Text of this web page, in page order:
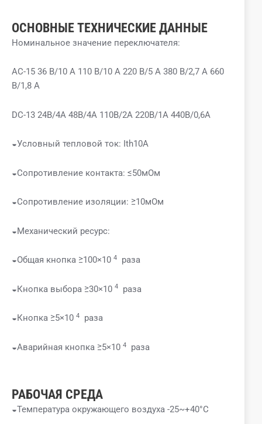
ОСНОВНЫЕ ТЕХНИЧЕСКИЕ ДАННЫЕ
Номинальное значение переключателя:
AC-15 36 В/10 А 110 В/10 А 220 В/5 А 380 В/2,7 А 660
В/1,8 А
DC-13 24В/4А 48В/4А 110В/2А 220В/1А 440В/0,6А
◒Условный тепловой ток: Ith10A
◒Сопротивление контакта: ≤50мОм
◒Сопротивление изоляции: ≥10мОм
◒Механический ресурс:
◒Общая кнопка ≥100×10 4 раза
◒Кнопка выбора ≥30×10 4 раза
◒Кнопка ≥5×10 4 раза
◒Аварийная кнопка ≥5×10 4 раза
РАБОЧАЯ СРЕДА
◒Температура окружающего воздуха -25~+40°C